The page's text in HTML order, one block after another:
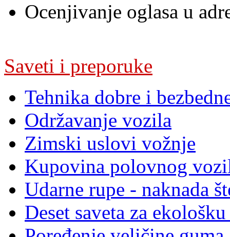
Ocenjivanje oglasa u
Saveti i preporuke
Tehnika dobre i
Održavanje vozila
Zimski uslovi vožnje
Kupovina polovnog
Udarne rupe - naknada
Deset saveta za